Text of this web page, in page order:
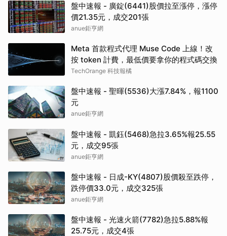
盤中速報 - 廣錠(6441)股價拉至漲停，漲停
價21.35元，成交201張
anue鉅亨網
Meta 首款程式代理 Muse Code 上線！改
按 token 計費，最低價要拿你的程式碼交換
TechOrange 科技報橘
盤中速報 - 聖暉(5536)大漲7.84%，報1100
元
anue鉅亨網
盤中速報 - 凱鈺(5468)急拉3.65%報25.55
元，成交95張
anue鉅亨網
盤中速報 - 日成-KY(4807)股價殺至跌停，
跌停價33.0元，成交325張
anue鉅亨網
盤中速報 - 光速火箭(7782)急拉5.88%報
25.75元，成交4張